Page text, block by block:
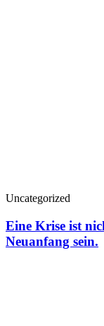
Uncategorized
Eine Krise ist
Neuanfang sein.